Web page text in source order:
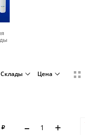
Склады Цена
– +